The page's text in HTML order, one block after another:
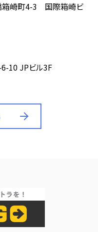
箱崎町4-3 国際箱崎ビ
10 JPビル3F